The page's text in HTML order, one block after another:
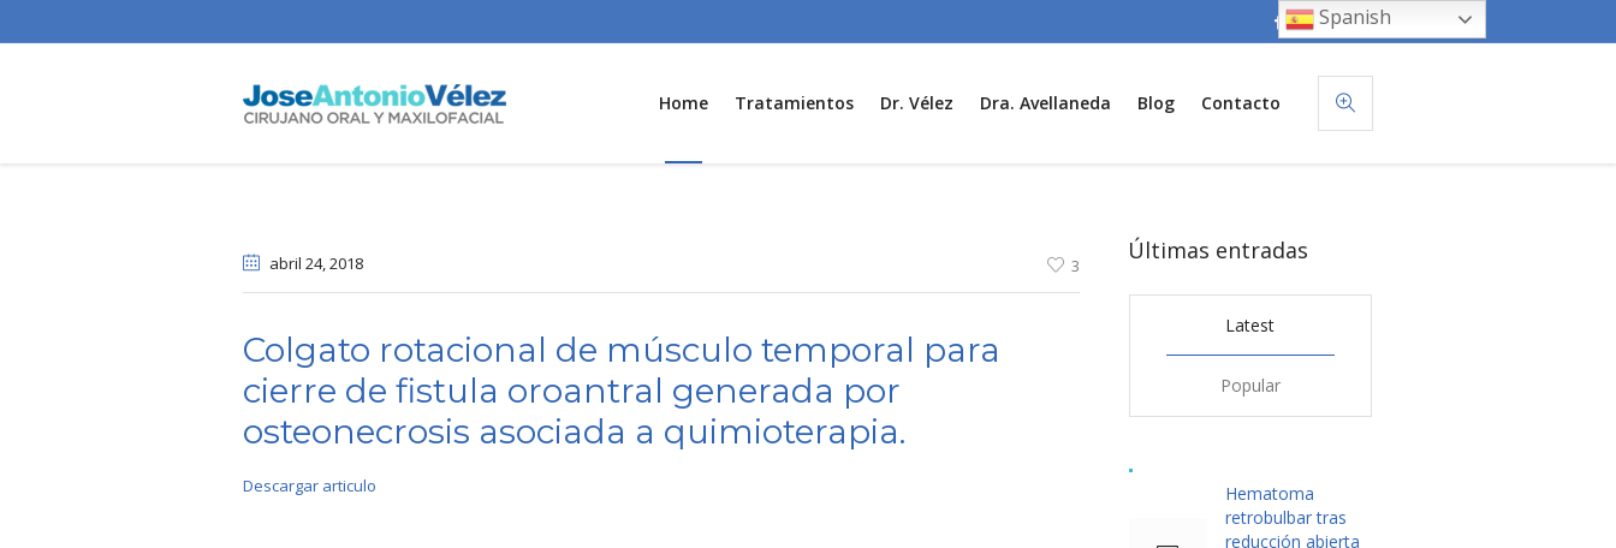
Home Tratamientos Dr. Vélez Dra. Avellaneda Blog Contacto
abril 24, 2018 3
Colgato rotacional de músculo temporal para
cierre de fistula oroantral generada por
osteonecrosis asociada a quimioterapia.
Descargar articulo
Últimas entradas
Latest
Popular
Hematoma
retrobulbar tras
reducción abierta
Spanish